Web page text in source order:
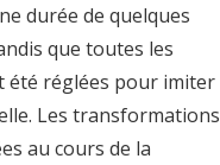
durée de quelques
que toutes les
été réglées pour imiter
Les transformations
au cours de la